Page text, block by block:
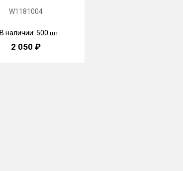
W1181004
В наличии: 500шт.
2 050 ₽